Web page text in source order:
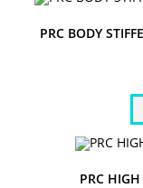
PRC BODY
PRC